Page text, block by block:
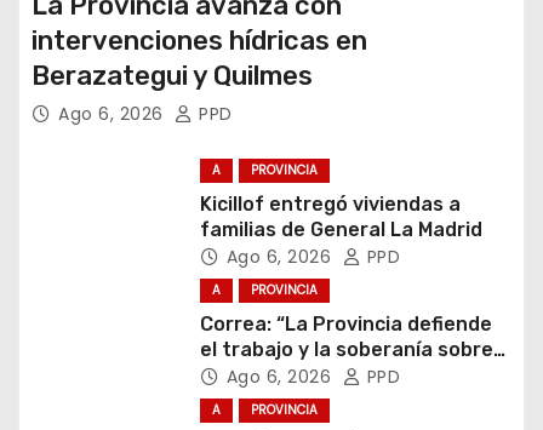
intervenciones hídricas en
Berazategui y Quilmes
Ago 6, 2026 PPD
A PROVINCIA
Kicillof entregó viviendas a
familias de General La Madrid
Ago 6, 2026 PPD
A PROVINCIA
Correa: “La Provincia defiende
el trabajo y la soberanía sobre
puertos y ríos”
Ago 6, 2026 PPD
A PROVINCIA